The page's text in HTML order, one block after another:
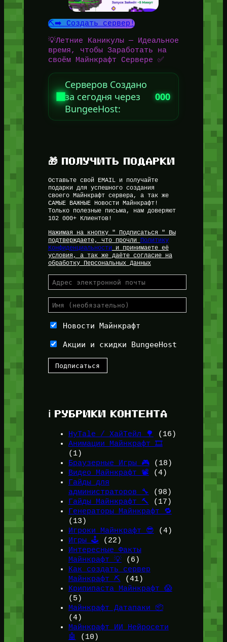
⛏️➡️ Создать сервер!
💡Летние Каникулы — Идеальное
время, чтобы Заработать на
своём Майнкрафт Сервере ✅
Серверов Создано
за сегодня через
BungeeHost:
000
🎁 ПОЛУЧИТЬ ПОДАРКИ
Оставьте свой EMAIL и получайте
подарки для успешного создания
своего Майнкрафт сервера, а так же
САМЫЕ ВАЖНЫЕ Новости Майнкрафт!
Только полезные письма, нам доверяют
102 000+ Клиентов!
Нажимая на кнопку " Подписаться " Вы
подтверждаете, что прочли
Политику
Конфиденциальностии принимаете её
условия, а так же даёте согласие на
обработку Персональных Данных
Новости Майнкрафт
Акции и скидки BungeeHost
ℹ️ РУБРИКИ КОНТЕНТА
HyTale / ХайТейл 🌳
(16)
Анимации Майнкрафт 🎞️
(1)
Браузерные Игры 🎮(18)
Видео Майнкрафт 📽️ (4)
Гайды для
администраторов 🔧
(98)
Гайды Майнкрафт 🔨
(17)
Генераторы Майнкрафт 🔁
(13)
Игроки Майнкрафт 😎 (4)
Игры 🕹️ (22)
Интересные Факты
Майнкрафт 💡(6)
Как создать сервер
Майнкрафт ⛏️ (41)
Крипипаста Майнкрафт 😱
(5)
Майнкрафт Датапаки 📦
(4)
Майнкрафт ИИ Нейросети
🤖
(10)